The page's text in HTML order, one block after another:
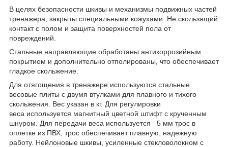
В целях безопасности шкивы и механизмы подвижных частей
тренажера, закрыты специальными кожухами. Не скользящий
контакт с полом и защита поверхностей пола от
повреждений.
Стальные направляющие обработаны антикоррозийным
покрытием и дополнительно отполированы, что обеспечивает
гладкое скольжение.
Для отягощения в тренажере используются стальные
весовые плиты с двумя втулками для плавного и тихого
скольжения. Вес указан в ​​кг. Для регулировки
веса используется магнитный цветной штифт с крученным
шнуром. Для передачи веса используется 5 мм трос в
оплетке из ПВХ, трос обеспечивает плавную, надежную
работу. Нейлоновые шкивы, усиленные стекловолокном с